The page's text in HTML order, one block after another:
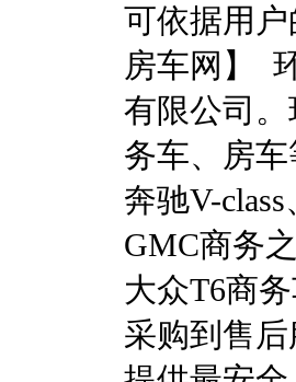
可依据用
房车网】
有限公司
务车、房
奔驰V-
GMC商务
大众T6商
采购到售